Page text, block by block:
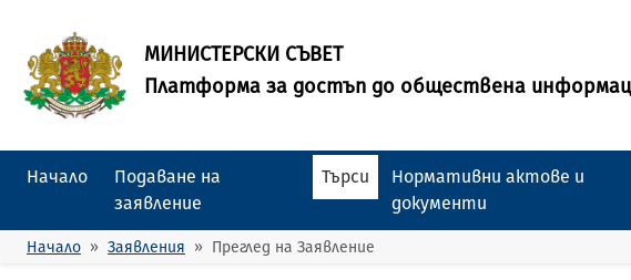
МИНИСТЕРСКИ СЪВЕТ
Платформа за достъп до обществена
Начало
Подаване на
заявление
Търси
Нормативни актове и
документи
Начало Заявления Преглед на Заявление